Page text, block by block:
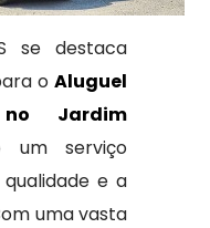
se destaca
oAluguel
Jardim
um serviço
e a
uma vasta